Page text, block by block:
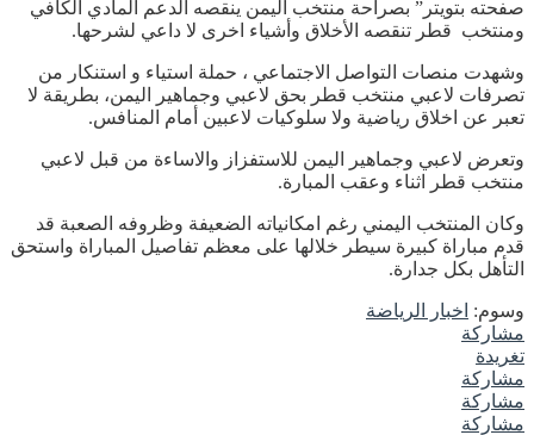
صفحته بتويتر” بصراحة منتخب اليمن ينقصه الدعم المادي الكافي
ومنتخب قطر تنقصه الأخلاق وأشياء اخرى لا داعي لشرحها.
وشهدت منصات التواصل الاجتماعي ، حملة استياء و استنكار من
تصرفات لاعبي منتخب قطر بحق لاعبي وجماهير اليمن، بطريقة لا
تعبر عن اخلاق رياضية ولا سلوكيات لاعبين أمام المنافس.
وتعرض لاعبي وجماهير اليمن للاستفزاز والاساءة من قبل لاعبي
منتخب قطر اثناء وعقب المبارة.
وكان المنتخب اليمني رغم امكانياته الضعيفة وظروفه الصعبة قد
قدم مباراة كبيرة سيطر خلالها على معظم تفاصيل المباراة واستحق
التأهل بكل جدارة.
وسوم: اخبار الرياضة
مشاركة
تغريدة
مشاركة
مشاركة
مشاركة